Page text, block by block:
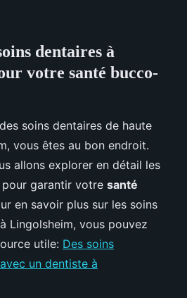
dentaires à
votre santé bucco-
soins dentaires de haute
vous êtes au bon endroit.
allons explorer en détail les
garantir votre santé
en savoir plus sur les soins
Lingolsheim, vous pouvez
utile: Des soins
un dentiste à